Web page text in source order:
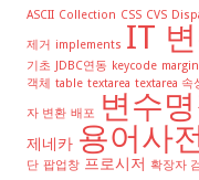
ASCII Collection CSS CVS
제거 implements IT
기초
JDBC연동 keycode margin
객체
table textarea textarea 속
자 변환 배포 변수
제네카 용어사
단 팝업창 프로시저 확장자